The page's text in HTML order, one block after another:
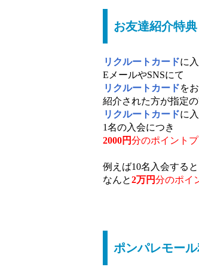
お友達紹介特典
リクルートカードに
EメールやSNSにて
リクルートカードを
紹介された方が指定
リクルートカードに
1名の入会につき
2000円分のポイントプ
例えば10名入会すると
なんと2万円分のポイ
ポンパレモー